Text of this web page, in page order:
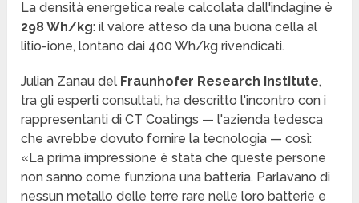
La densità energetica reale calcolata dall'indagine è
298 Wh/kg: il valore atteso da una buona cella al
litio-ione, lontano dai 400 Wh/kg rivendicati.
Julian Zanau del Fraunhofer Research Institute,
tra gli esperti consultati, ha descritto l'incontro con i
rappresentanti di CT Coatings — l'azienda tedesca
che avrebbe dovuto fornire la tecnologia — così:
«La prima impressione è stata che queste persone
non sanno come funziona una batteria. Parlavano di
nessun metallo delle terre rare nelle loro batterie e